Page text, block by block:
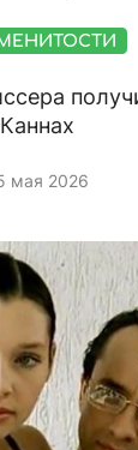
Каннах
мая 2026